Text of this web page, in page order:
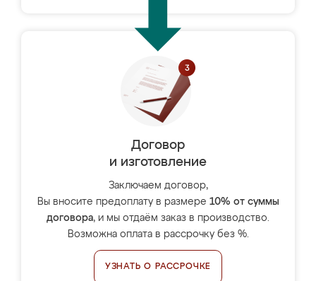
Договор
и изготовление
Заключаем договор,
Вы вносите предоплату в размере 10% от суммы
договора, и мы отдаём заказ в производство.
Возможна оплата в рассрочку без %.
УЗНАТЬ О РАССРОЧКЕ